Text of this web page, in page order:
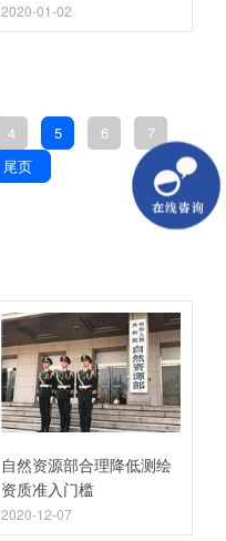
2020-01-02
4 5 6
7
尾页
自然资源部合理降低测绘
资质准入门槛
2020-12-07